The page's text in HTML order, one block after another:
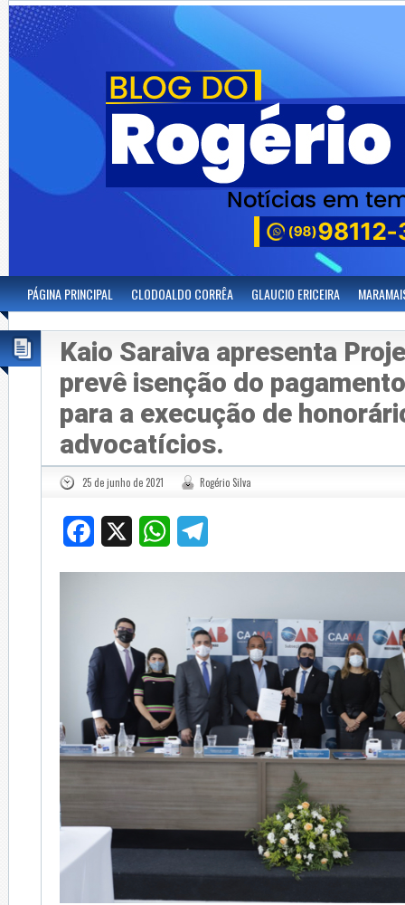
PÁGINA PRINCIPAL CLODOALDO CORRÊA GLAUCIO ERICEIRA
Kaio Saraiva apresenta
prevê isenção do
para a execução de
advocatícios.
25 de junho de 2021 Rogério Silva
Facebook WhatsApp